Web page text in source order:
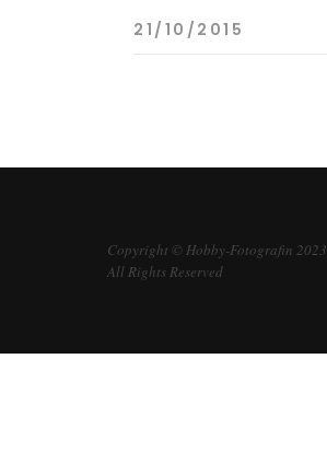
21/10/2015
Copyright © Hobby-Fotografin 2023
All Rights Reserved